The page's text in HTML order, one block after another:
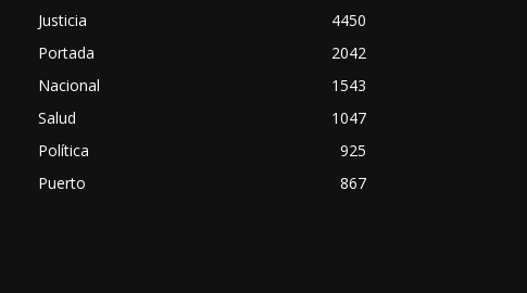
Justicia
4450
Portada
2042
Nacional
1543
Salud
1047
Política
925
Puerto
867